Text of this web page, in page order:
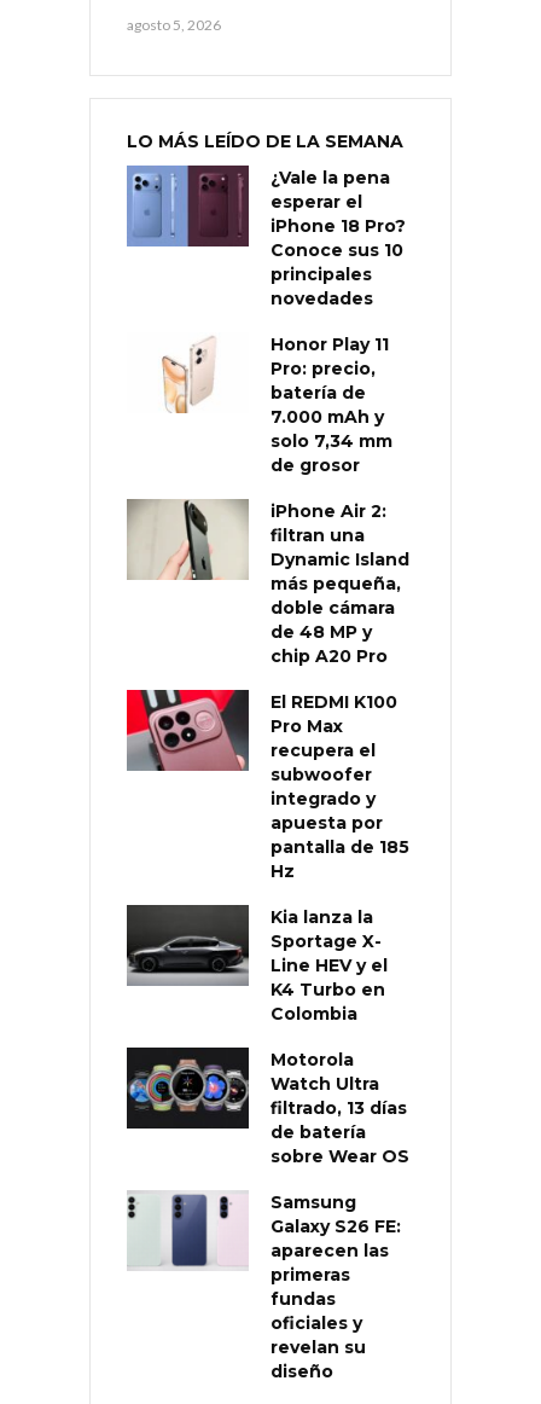
agosto 5, 2026
LO MÁS LEÍDO DE LA SEMANA
¿Vale la pena
esperar el
iPhone 18 Pro?
Conoce sus 10
principales
novedades
Honor Play 11
Pro: precio,
batería de
7.000 mAh y
solo 7,34 mm
de grosor
iPhone Air 2:
filtran una
Dynamic Island
más pequeña,
doble cámara
de 48 MP y
chip A20 Pro
El REDMI K100
Pro Max
recupera el
subwoofer
integrado y
apuesta por
pantalla de 185
Hz
Kia lanza la
Sportage X-
Line HEV y el
K4 Turbo en
Colombia
Motorola
Watch Ultra
filtrado, 13 días
de batería
sobre Wear OS
Samsung
Galaxy S26 FE:
aparecen las
primeras
fundas
oficiales y
revelan su
diseño